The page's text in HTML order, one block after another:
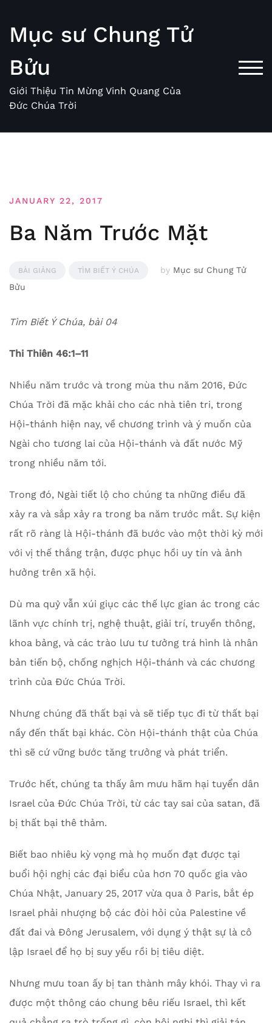
content
Mục sư Chung Tử
Bửu
Giới Thiệu Tin Mừng Vinh Quang Của
Đức Chúa Trời
JANUARY 22, 2017
Ba Năm Trước Mặt
BÀI GIẢNG TÌM BIẾT Ý CHÚA by Mục sư Chung Tử
Bửu
Tìm Biết Ý Chúa, bài 04
Thi Thiên 46:1–11
Nhiều năm trước và trong mùa thu năm 2016, Đức
Chúa Trời đã mặc khải cho các nhà tiên tri, trong
Hội-thánh hiện nay, về chương trình và ý muốn của
Ngài cho tương lai của Hội-thánh và đất nước Mỹ
trong nhiều năm tới.
Trong đó, Ngài tiết lộ cho chúng ta những điều đã
xảy ra và sắp xảy ra trong ba năm trước mắt. Sự kiện
rất rõ ràng là Hội-thánh đã bước vào một thời kỳ mới
với vị thế thắng trận, được phục hồi uy tín và ảnh
hưởng trên xã hội.
Dù ma quỷ vẫn xúi giục các thế lực gian ác trong các
lãnh vực chính trị, nghệ thuật, giải trí, truyền thông,
khoa bảng, và các trào lưu tư tưởng trá hình là nhân
bản tiến bộ, chống nghịch Hội-thánh và các chương
trình của Đức Chúa Trời.
Nhưng chúng đã thất bại và sẽ tiếp tục đi từ thất bại
nầy đến thất bại khác. Còn Hội-thánh thật của Chúa
thì sẽ cứ vững bước tăng trưởng và phát triển.
Trước hết, chúng ta thấy âm mưu hãm hại tuyển dân
Israel của Đức Chúa Trời, từ các tay sai của satan, đã
bị thất bại thê thảm.
Biết bao nhiêu kỳ vọng mà họ muốn đạt được tại
buổi hội nghị các đại biểu của hơn 70 quốc gia vào
Chúa Nhật, January 25, 2017 vừa qua ở Paris, bắt ép
Israel phải nhượng bộ các đòi hỏi của Palestine về
đất đai và Đông Jerusalem, với dụng ý thật sự là cô
lập Israel để họ bị suy yếu rồi bị tiêu diệt.
Nhưng mưu toan ấy bị tan thành mây khói. Thay vì ra
được một thông cáo chung bêu riếu Israel, thì kết